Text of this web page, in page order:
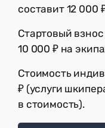
составит 12 000
Стартовый
10 000 ₽ на
Стоимость
₽ (услуги
в стоимость).